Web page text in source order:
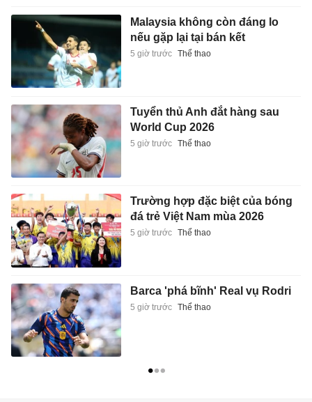
Malaysia không còn đáng lo
nếu gặp lại tại bán kết
5 giờ trước Thể thao
Tuyển thủ Anh đắt hàng sau
World Cup 2026
5 giờ trước Thể thao
Trường hợp đặc biệt của bóng
đá trẻ Việt Nam mùa 2026
5 giờ trước Thể thao
Barca 'phá bĩnh' Real vụ Rodri
5 giờ trước Thể thao